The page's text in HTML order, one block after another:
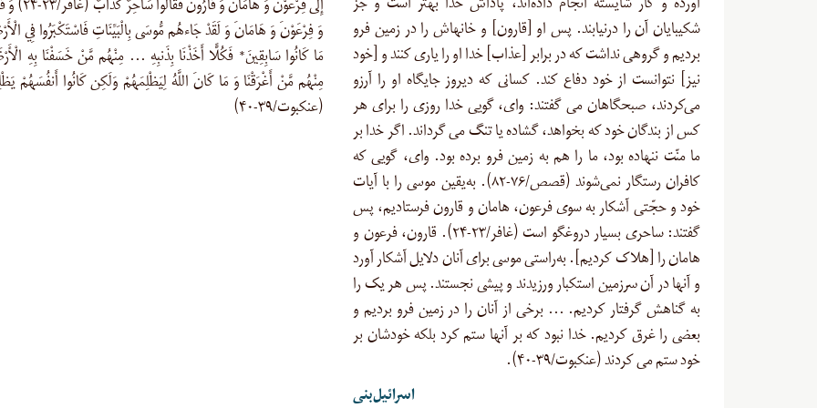
آورده و کار شایسته انجام داده‌اند، پاداش خدا بهتر است و جز
شکیبایان آن را درنیابند. پس او [قارون] و خانه‏اش را در زمین فرو
بردیم و گروهى نداشت که در برابر [عذاب] خدا او را یارى کنند و [خود
نیز] نتوانست از خود دفاع کند. کسانى که دیروز جایگاه او را آرزو
می‌کردند، صبحگاهان مى‏ گفتند: واى، گویی خدا روزى را براى هر
کس از بندگان خود که بخواهد، گشاده یا تنگ مى ‏گرداند. اگر خدا بر
ما منّت ننهاده بود، ما را هم به زمین فرو برده بود. واى، گویى که
کافران رستگار نمی‌شوند (قصص/۷۶-۸۲). به‌یقین موسى را با آیات
خود و حجّتى آشکار به سوى فرعون، هامان و قارون فرستادیم، پس
گفتند: ساحری بسیار دروغگو است (غافر/۲۳-۲۴). قارون، فرعون و
هامان را [هلاک کردیم]. به‌راستى موسى براى آنان دلایل آشکار آورد
و آنها در آن سرزمین استکبار ورزیدند و پیشى نجستند. پس هر یک را
به گناهش گرفتار کردیم. … برخى از آنان را در زمین فرو بردیم و
بعضى را غرق کردیم. خدا نبود که بر آنها ستم کرد بلکه خودشان بر
خود ستم مى‏ کردند (عنکبوت/۳۹-۴۰).
بنی‎‌اسرائیل
إِلَى فِرْعَوْنَ وَ هَامَانَ وَ قَارُونَ
وَ فِرْعَوْنَ وَ هَامَانَ وَ لَقَدْ جَاءهُم مُّوسَى بِالْبَيِّنَاتِ فَاسْتَكْبَرُوا فِي
مَا كَانُوا سَابِقِينَ* فَكُلًّا أَخَذْنَا بِذَنبِهِ … مِنْهُم مَّنْ خَسَفْنَا بِهِ
مِنْهُم مَّنْ أَغْرَقْنَا وَ مَا كَانَ اللَّهُ لِيَظْلِمَهُمْ وَلَكِن كَانُوا أَنفُسَهُمْ
(عنکبوت/۳۹-۴۰)